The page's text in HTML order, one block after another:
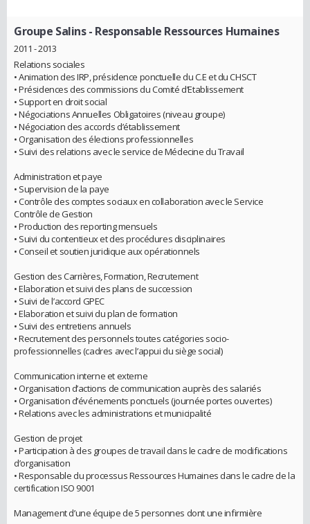
Groupe Salins- Responsable Ressources Humaines
2011 - 2013
Relations sociales
• Animation des IRP, présidence ponctuelle du C.E et du CHSCT
• Présidences des commissions du Comité d’Etablissement
• Support en droit social
• Négociations Annuelles Obligatoires (niveau groupe)
• Négociation des accords d’établissement
• Organisation des élections professionnelles
• Suivi des relations avec le service de Médecine du Travail
Administration et paye
• Supervision de la paye
• Contrôle des comptes sociaux en collaboration avec le Service
Contrôle de Gestion
• Production des reporting mensuels
• Suivi du contentieux et des procédures disciplinaires
• Conseil et soutien juridique aux opérationnels
Gestion des Carrières, Formation, Recrutement
• Elaboration et suivi des plans de succession
• Suivi de l’accord GPEC
• Elaboration et suivi du plan de formation
• Suivi des entretiens annuels
• Recrutement des personnels toutes catégories socio-
professionnelles (cadres avec l’appui du siège social)
Communication interne et externe
• Organisation d’actions de communication auprès des salariés
• Organisation d’événements ponctuels (journée portes ouvertes)
• Relations avec les administrations et municipalité
Gestion de projet
• Participation à des groupes de travail dans le cadre de modifications
d’organisation
• Responsable du processus Ressources Humaines dans le cadre de la
certification ISO 9001
Management d’une équipe de 5 personnes dont une infirmière